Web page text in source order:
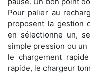
Pour palier au
proposent la gestion
en sélectionne un,
simple pression ou
le chargement
rapide, le chargeur